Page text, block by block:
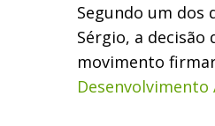
Segundo um dos
Sérgio, a decisão
movimento